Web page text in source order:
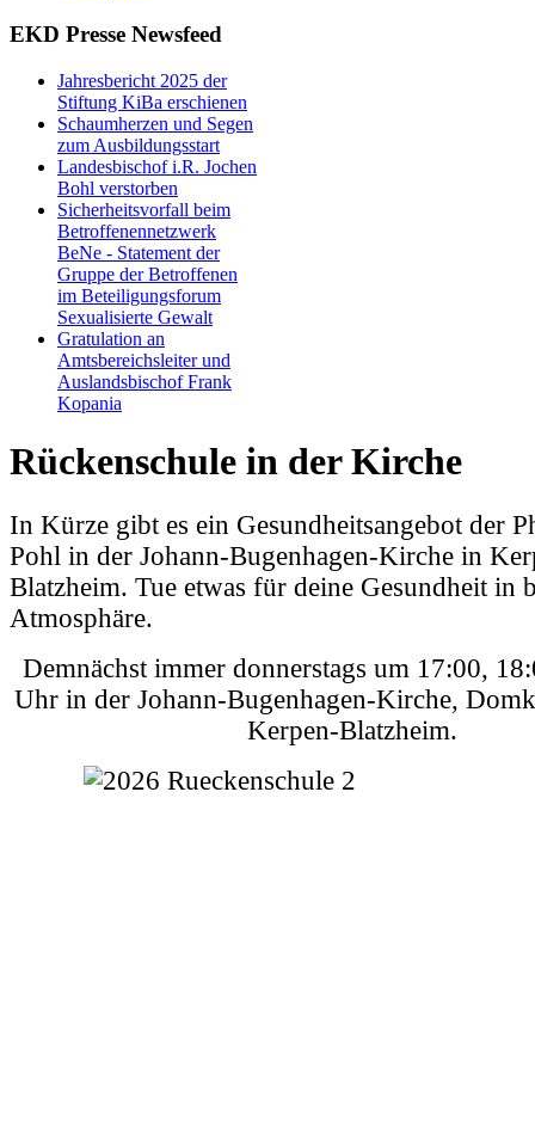
EKD Presse Newsfeed
Jahresbericht 2025 der
Stiftung KiBa erschienen
Schaumherzen und Segen
zum Ausbildungsstart
Landesbischof i.R. Jochen
Bohl verstorben
Sicherheitsvorfall beim
Betroffenennetzwerk
BeNe - Statement der
Gruppe der Betroffenen
im Beteiligungsforum
Sexualisierte Gewalt
Gratulation an
Amtsbereichsleiter und
Auslandsbischof Frank
Kopania
Rückenschule in der Kirche
In Kürze gibt es ein Gesundheitsangebot der
Pohl in der Johann-Bugenhagen-Kirche in
Blatzheim. Tue etwas für deine Gesundheit in
Atmosphäre.
Demnächst immer donnerstags um 17:00,
Uhr in der Johann-Bugenhagen-Kirche,
Kerpen-Blatzheim.